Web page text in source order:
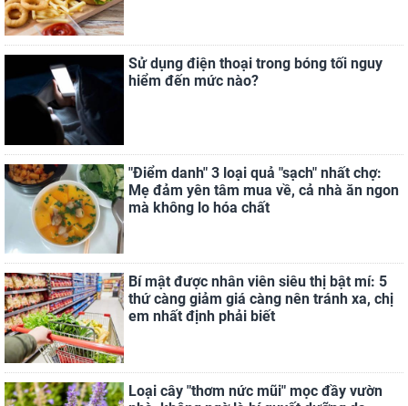
Sử dụng điện thoại trong bóng tối nguy
hiểm đến mức nào?
"Điểm danh" 3 loại quả "sạch" nhất chợ:
Mẹ đảm yên tâm mua về, cả nhà ăn ngon
mà không lo hóa chất
Bí mật được nhân viên siêu thị bật mí: 5
thứ càng giảm giá càng nên tránh xa, chị
em nhất định phải biết
Loại cây "thơm nức mũi" mọc đầy vườn